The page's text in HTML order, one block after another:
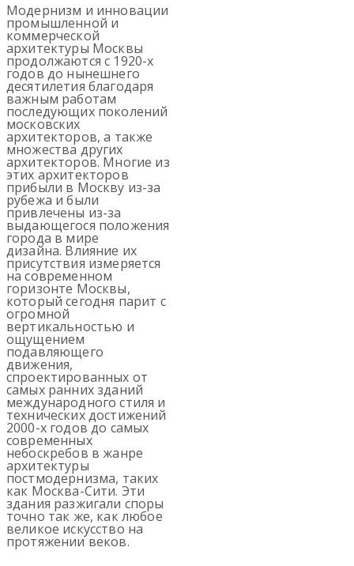
Модернизм и инновации
промышленной и
коммерческой
архитектуры Москвы
продолжаются с 1920-х
годов до нынешнего
десятилетия благодаря
важным работам
последующих поколений
московских
архитекторов, а также
множества других
архитекторов. Многие из
этих архитекторов
прибыли в Москву из-за
рубежа и были
привлечены из-за
выдающегося положения
города в мире
дизайна. Влияние их
присутствия измеряется
на современном
горизонте Москвы,
который сегодня парит с
огромной
вертикальностью и
ощущением
подавляющего
движения,
спроектированных от
самых ранних зданий
международного стиля и
технических достижений
2000-х годов до самых
современных
небоскребов в жанре
архитектуры
постмодернизма, таких
как Москва-Сити. Эти
здания разжигали споры
точно так же, как любое
великое искусство на
протяжении веков.